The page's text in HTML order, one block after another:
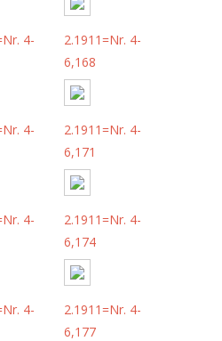
4-
2.1911=Nr. 4-
6,168
4-
2.1911=Nr. 4-
6,171
4-
2.1911=Nr. 4-
6,174
4-
2.1911=Nr. 4-
6,177